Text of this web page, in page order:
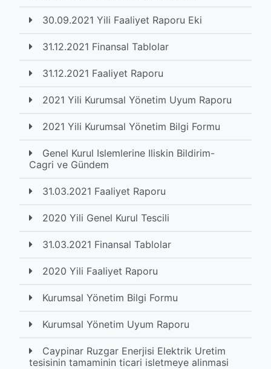
30.09.2021 Yili Faaliyet Raporu Eki
31.12.2021 Finansal Tablolar
31.12.2021 Faaliyet Raporu
2021 Yili Kurumsal Yönetim Uyum Raporu
2021 Yili Kurumsal Yönetim Bilgi Formu
Genel Kurul Islemlerine Iliskin Bildirim-
Cagri ve Gündem
31.03.2021 Faaliyet Raporu
2020 Yili Genel Kurul Tescili
31.03.2021 Finansal Tablolar
2020 Yili Faaliyet Raporu
Kurumsal Yönetim Bilgi Formu
Kurumsal Yönetim Uyum Raporu
Caypinar Ruzgar Enerjisi Elektrik Uretim
tesisinin tamaminin ticari isletmeye alinmasi